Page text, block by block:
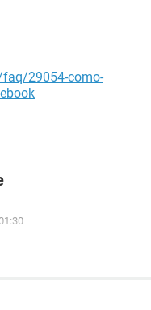
29054-como-